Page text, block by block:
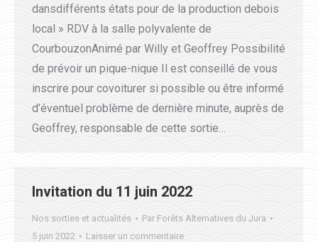
dansdifférents états pour de la production debois
local » RDV à la salle polyvalente de
CourbouzonAnimé par Willy et Geoffrey Possibilité
de prévoir un pique-nique Il est conseillé de vous
inscrire pour covoiturer si possible ou être informé
d’éventuel problème de dernière minute, auprès de
Geoffrey, responsable de cette sortie…
Invitation du 11 juin 2022
Nos sorties et actualités Par Forêts Alternatives du Jura
5 juin 2022
Laisser un commentaire